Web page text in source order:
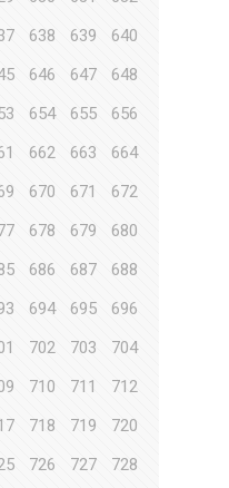
638 639
640
646 647
648
654 655
656
662 663
664
670 671
672
678 679
680
686 687
688
694 695
696
702 703
704
710 711
712
718 719
720
726 727
728